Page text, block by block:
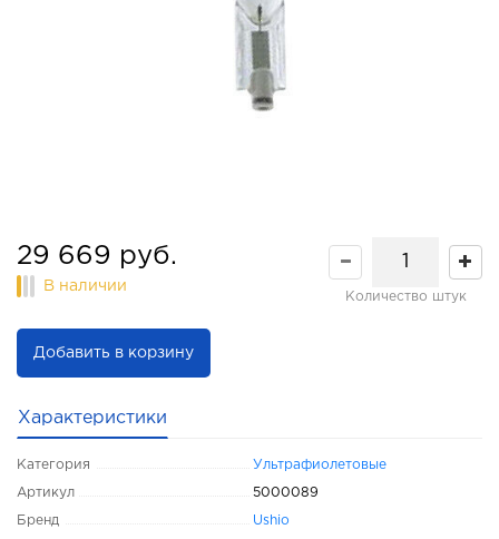
29 669 руб.
В наличии
Количество штук
Добавить в корзину
Характеристики
Категория Ультрафиолетовые
Артикул 5000089
Бренд Ushio